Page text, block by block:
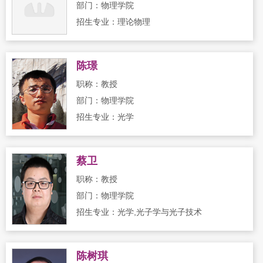
部门：物理学院
招生专业：理论物理
陈璟
职称：教授
部门：物理学院
招生专业：光学
蔡卫
职称：教授
部门：物理学院
招生专业：光学,光子学与光子技术
陈树琪